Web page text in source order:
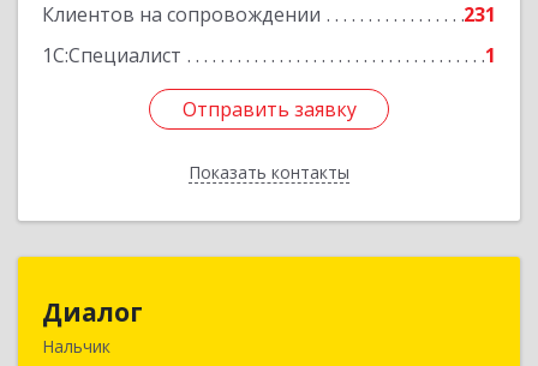
Клиентов на сопровождении
231
1С:Специалист
1
Отправить заявку
Показать контакты
Подробнее
Отправить заявку
Назад
Диалог
Нальчик
360016, Кабардино-Балкарская Респ, Нальчик г,